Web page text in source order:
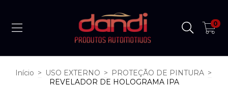
0
Início > USO EXTERNO > PROTEÇÃO DE PINTURA >
REVELADOR DE HOLOGRAMA IPA